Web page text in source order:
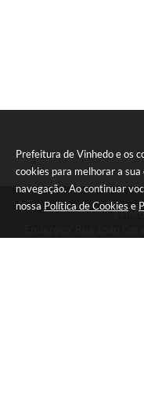
Prefeitura de Vinhedo e os
cookies para melhorar a
navegação. Ao continuar
nossa Política de Cookies e
Endereço: Rua João